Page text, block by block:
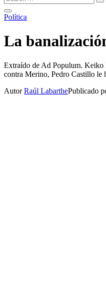
Política
La
Extraído de Ad Populum. Keiko
contra Merino, Pedro Castillo
AutorRaúl LabarthePublicado